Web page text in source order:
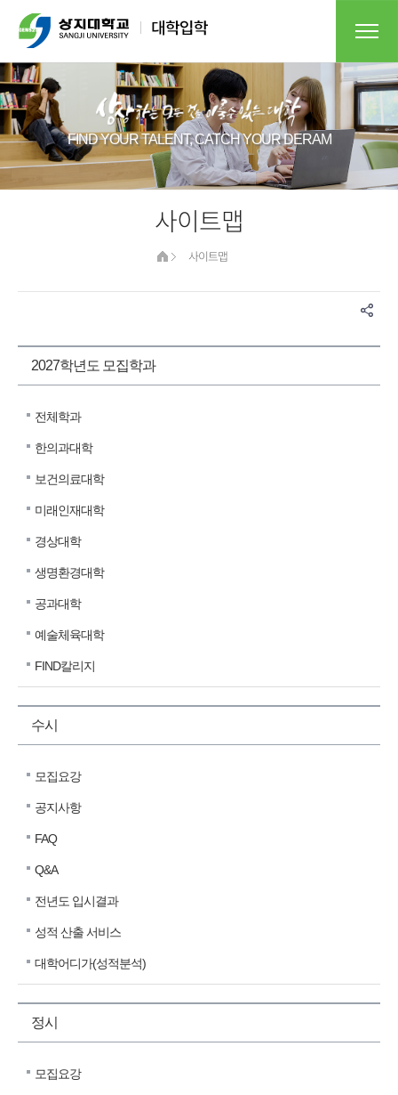
FIND YOUR TALENT, CATCH YOUR DERAM​
사이트맵
사이트맵
2027학년도 모집학과
전체학과
한의과대학
보건의료대학
미래인재대학
경상대학
생명환경대학
공과대학
예술체육대학
FIND칼리지
수시
모집요강
공지사항
FAQ
Q&A
전년도 입시결과
성적 산출 서비스
대학어디가(성적분석)
정시
모집요강